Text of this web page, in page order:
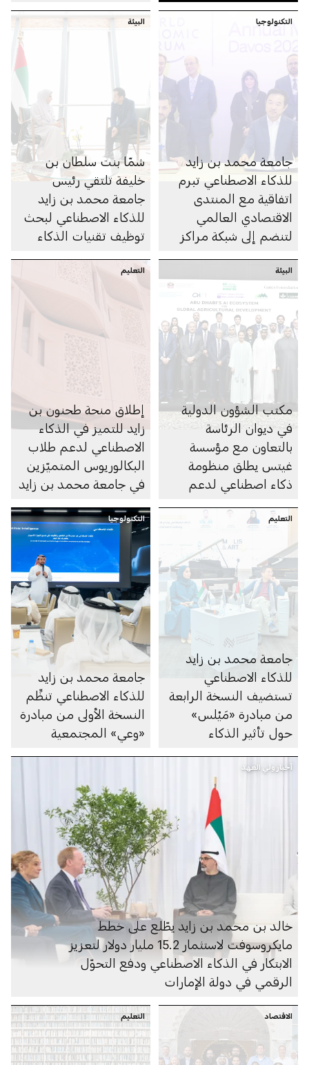
التكنولوجيا
جامعة محمد بن زايد
للذكاء الاصطناعي تبرم
اتفاقية مع المنتدى
الاقتصادي العالمي
لتنضم إلى شبكة مراكز
البيئة
شمّا بنت سلطان بن
خليفة تلتقي رئيس
جامعة محمد بن زايد
للذكاء الاصطناعي لبحث
توظيف تقنيات الذكاء
العمل المناخي
البيئة
مكتب الشؤون الدولية
في ديوان الرئاسة
بالتعاون مع مؤسسة
غيتس يطلق منظومة
ذكاء اصطناعي لدعم
الدولي
التعليم
إطلاق منحة طحنون بن
زايد للتميز في الذكاء
الاصطناعي لدعم طلاب
البكالوريوس المتميّزين
في جامعة محمد بن زايد
التعليم
جامعة محمد بن زايد
للذكاء الاصطناعي
تستضيف النسخة الرابعة
من مبادرة «مَيْلس»
حول تأثير الذكاء
والإبداع البشري
التكنولوجيا
جامعة محمد بن زايد
للذكاء الاصطناعي تنظِّم
النسخة الأولى من مبادرة
«وعي» المجتمعية
أخبار ولي العهد
خالد بن محمد بن زايد يطّلع على خطط
مايكروسوفت لاستثمار 15.2 مليار دولار لتعزيز
الابتكار في الذكاء الاصطناعي ودفع التحوّل
الرقمي في دولة الإمارات
الاقتصاد التعليم